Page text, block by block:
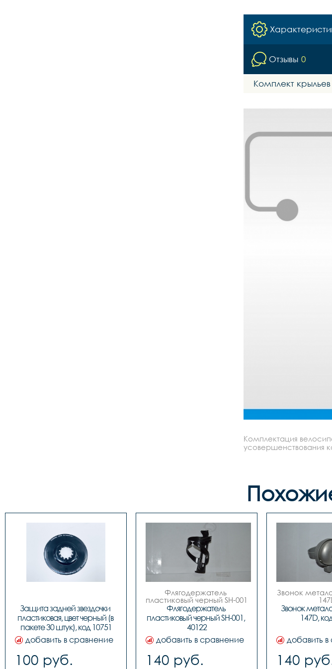
Отзывы 0
Комплект
Комплектация
усовершенствования
Защита задней звездочки
пластиковая, цвет черный (в
пакете 30 штук), код 10751
добавить в сравнение
100 руб.
Флягодержатель
пластиковый черный SH-001
код. 40122
Флягодержатель
пластиковый черный SH-001,
40122
добавить в сравнение
140 руб.
Звонок
код.
Звонок
147D,
добавить
140